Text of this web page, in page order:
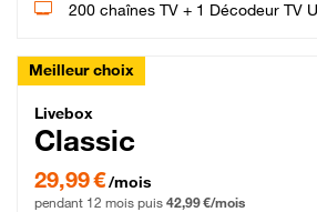
200 chaînes TV + 1 Décodeur TV
Meilleur choix
Livebox Classic Fibre
Livebox
Classic
29,99 € par mois pendant 12 mois puis 42,99
29,99 €/mois
pendant 12 mois puis 42,99 €/mois